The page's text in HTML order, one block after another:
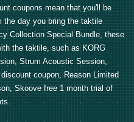
coupons mean that you'll be
the day you bring the taktile
Collection Special Bundle, these
the taktile, such as KORG
Strum Acoustic Session,
coupon, Reason Limited
Skoove free 1 month trial of